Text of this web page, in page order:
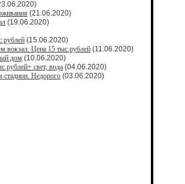
(21.06.2020)
(19.06.2020)
(15.06.2020)
вокзал. Цена 15 тыс.рублей (11.06.2020)
дом (10.06.2020)
свет, вода (04.06.2020)
стадион. Недорого (03.06.2020)